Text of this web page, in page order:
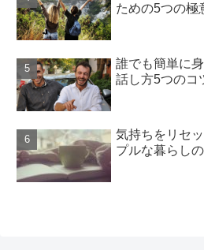
ための5つの極
誰でも簡単に
話し方5つのコ
気持ちをリセ
プルな暮らし